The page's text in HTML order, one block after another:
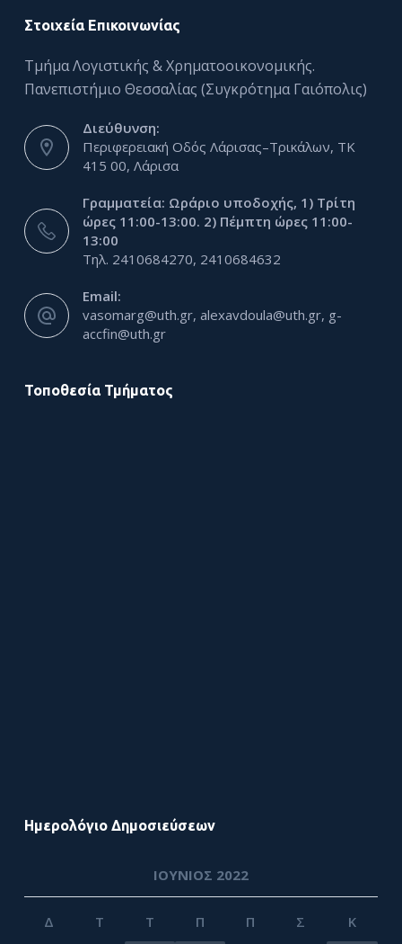
Στοιχεία Επικοινωνίας
Τμήμα Λογιστικής & Χρηματοοικονομικής.
Πανεπιστήμιο Θεσσαλίας (Συγκρότημα Γαιόπολις)
Διεύθυνση:
Περιφερειακή Οδός Λάρισας–Τρικάλων, ΤΚ
415 00, Λάρισα
Γραμματεία: Ωράριο υποδοχής, 1) Τρίτη
ώρες 11:00-13:00. 2) Πέμπτη ώρες 11:00-
13:00
Τηλ. 2410684270, 2410684632
Email:
vasomarg@uth.gr, alexavdoula@uth.gr, g-
accfin@uth.gr
Τοποθεσία Τμήματος
Ημερολόγιο Δημοσιεύσεων
ΙΟΎΝΙΟΣ 2022
Δ Τ Τ Π Π Σ Κ